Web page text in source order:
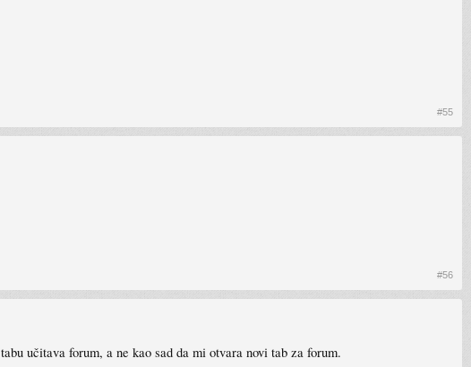
#55
#56
učitava forum, a ne kao sad da mi otvara novi tab za forum.